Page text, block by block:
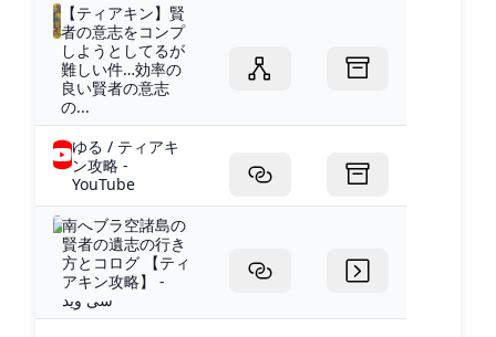
【ティアキン】賢
者の意志をコンプ
しようとしてるが
難しい件…効率の
良い賢者の意志
の...
ゆる / ティアキ
ン攻略 -
YouTube
南へブラ空諸島の
賢者の遺志の行き
方とコログ 【ティ
アキン攻略】 -
سی وید